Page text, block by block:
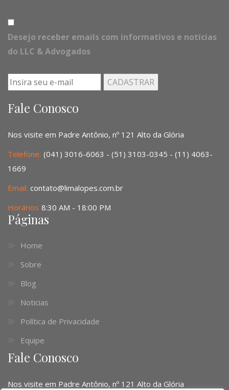
Desejo receber emails com informativos e notícias
do LLC & Advogados
Fale Conosco
Nos visite em Padre Antônio, nº 121 Alto da Glória
Telefone: (041) 3016-6063 - (51) 3103-0345 - (11) 4063-
1669
Email: contato@limalopes.com.br
Horários 8:30 AM - 18:00 PM
Páginas
Home
Sobre
Blog
Noticias
Política de Privacidade
Equipe
Fale Conosco
Nos visite em Padre Antônio, nº 121 Alto da Glória